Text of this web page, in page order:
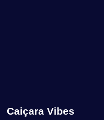
Caiçara Vibes